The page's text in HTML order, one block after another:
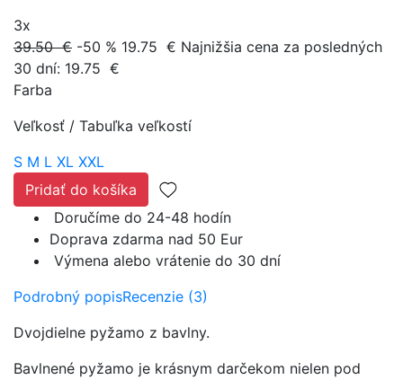
3x
39.50 € -50 % 19.75 € Najnižšia cena za posledných
30 dní: 19.75 €
Farba
Veľkosť / Tabuľka veľkostí
S M L XL XXL
Pridať do košíka
Doručíme do 24-48 hodín
Doprava zdarma nad 50 Eur
Výmena alebo vrátenie do 30 dní
Podrobný popisRecenzie (3)
Dvojdielne pyžamo z bavlny.
Bavlnené pyžamo je krásnym darčekom nielen pod